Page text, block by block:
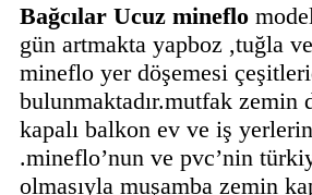
Bağcılar Ucuz mineflo
gün artmakta yapboz ,tuğla
mineflo yer döşemesi
bulunmaktadır.mutfak zemin
kapalı balkon ev ve iş
.mineflo’nun ve pvc’nin
olmasıyla muşamba zemin